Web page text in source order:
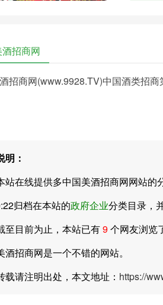
招商网
招商网(www.9928.TV)中国酒类招
明：
在线提供多中国美酒招商网网站的
归档在本站的政府企业分类目录，
至目前为止，本站已有9个网友浏览
酒招商网是一个不错的网站。
请注明出处，本文地址： https://